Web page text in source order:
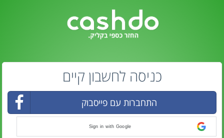
כניסה לחשבון קיים
התחברות עם פייסבוק
Sign in with Google